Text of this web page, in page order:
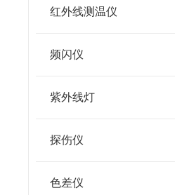
红外线测温仪
频闪仪
紫外线灯
探伤仪
色差仪